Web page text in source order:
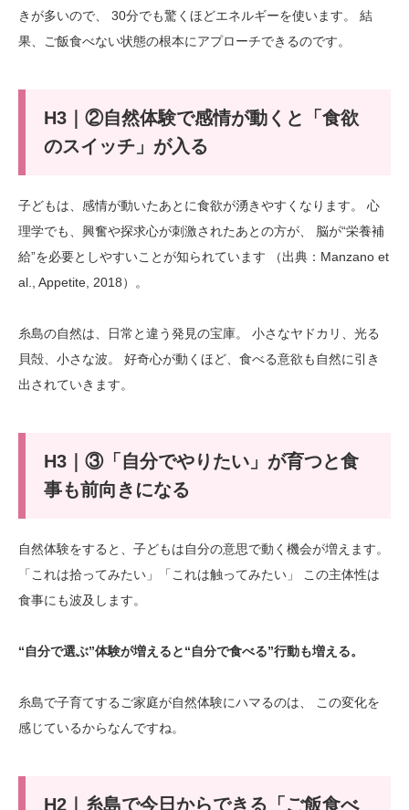
きが多いので、 30分でも驚くほどエネルギーを使います。 結
果、ご飯食べない状態の根本にアプローチできるのです。
H3｜②自然体験で感情が動くと「食欲
のスイッチ」が入る
子どもは、感情が動いたあとに食欲が湧きやすくなります。 心
理学でも、興奮や探求心が刺激されたあとの方が、 脳が“栄養補
給”を必要としやすいことが知られています （出典：Manzano et
al., Appetite, 2018）。
糸島の自然は、日常と違う発見の宝庫。 小さなヤドカリ、光る
貝殻、小さな波。 好奇心が動くほど、食べる意欲も自然に引き
出されていきます。
H3｜③「自分でやりたい」が育つと食
事も前向きになる
自然体験をすると、子どもは自分の意思で動く機会が増えます。
「これは拾ってみたい」「これは触ってみたい」 この主体性は
食事にも波及します。
“自分で選ぶ”体験が増えると“自分で食べる”行動も増える。
糸島で子育てするご家庭が自然体験にハマるのは、 この変化を
感じているからなんですね。
H2｜糸島で今日からできる「ご飯食べ